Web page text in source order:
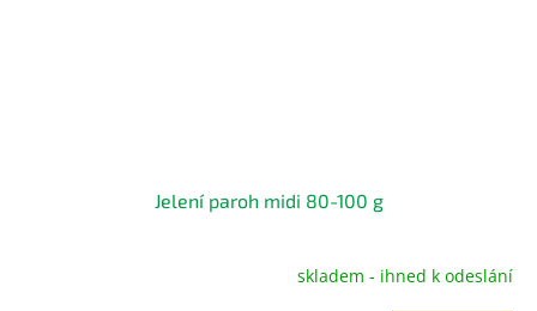
Jelení paroh midi 80-100 g
skladem - ihned k odeslání